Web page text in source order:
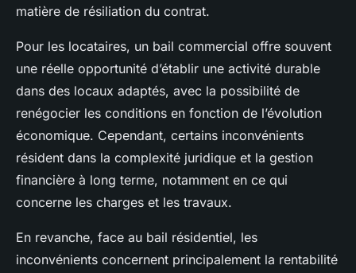
matière de résiliation du contrat.
Pour les locataires, un bail commercial offre souvent
une réelle opportunité d’établir une activité durable
dans des locaux adaptés, avec la possibilité de
renégocier les conditions en fonction de l’évolution
économique. Cependant, certains inconvénients
résident dans la complexité juridique et la gestion
financière à long terme, notamment en ce qui
concerne les charges et les travaux.
En revanche, face au bail résidentiel, les
inconvénients concernent principalement la rentabilité